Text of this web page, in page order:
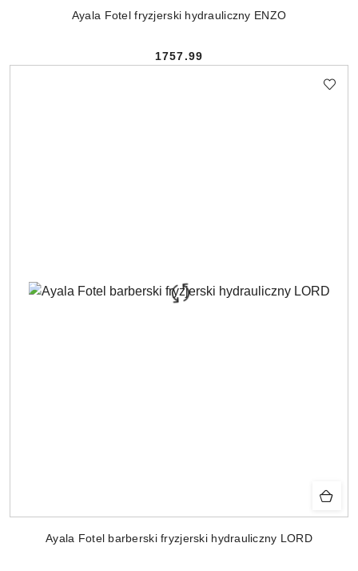
Ayala Fotel fryzjerski hydrauliczny ENZO
Cena:
1757.99
Ayala Fotel barberski fryzjerski hydrauliczny LORD